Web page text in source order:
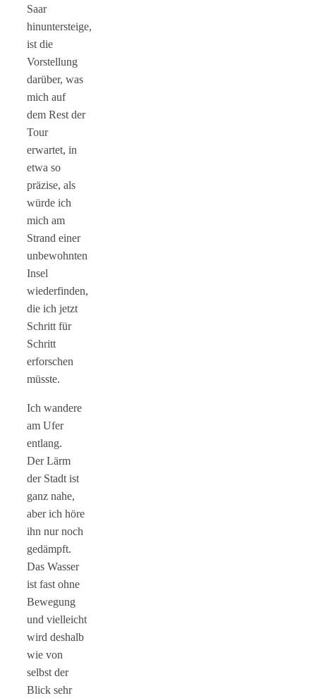
Saar
hinuntersteige,
ist die
Vorstellung
darüber, was
mich auf
dem Rest der
Tour
erwartet, in
etwa so
präzise, als
würde ich
mich am
Strand einer
unbewohnten
Insel
wiederfinden,
die ich jetzt
Schritt für
Schritt
erforschen
müsste.
Ich wandere
am Ufer
entlang.
Der Lärm
der Stadt ist
ganz nahe,
aber ich höre
ihn nur noch
gedämpft.
Das Wasser
ist fast ohne
Bewegung
und vielleicht
wird deshalb
wie von
selbst der
Blick sehr